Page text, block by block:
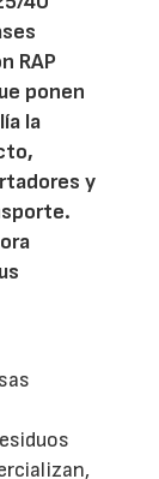
RAP
ponen
la
y